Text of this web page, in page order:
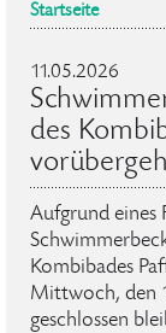
Startseite
11.05.2026
des
Aufgrund eines
Kombibades
Mittwoch, den
geschlossen